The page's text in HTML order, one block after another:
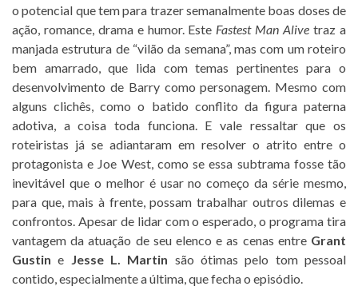
o potencial que tem para trazer semanalmente boas doses de
ação, romance, drama e humor. Este Fastest Man Alive traz a
manjada estrutura de “vilão da semana”, mas com um roteiro
bem amarrado, que lida com temas pertinentes para o
desenvolvimento de Barry como personagem. Mesmo com
alguns clichês, como o batido conflito da figura paterna
adotiva, a coisa toda funciona. E vale ressaltar que os
roteiristas já se adiantaram em resolver o atrito entre o
protagonista e Joe West, como se essa subtrama fosse tão
inevitável que o melhor é usar no começo da série mesmo,
para que, mais à frente, possam trabalhar outros dilemas e
confrontos. Apesar de lidar com o esperado, o programa tira
vantagem da atuação de seu elenco e as cenas entre Grant
Gustin e Jesse L. Martin são ótimas pelo tom pessoal
contido, especialmente a última, que fecha o episódio.